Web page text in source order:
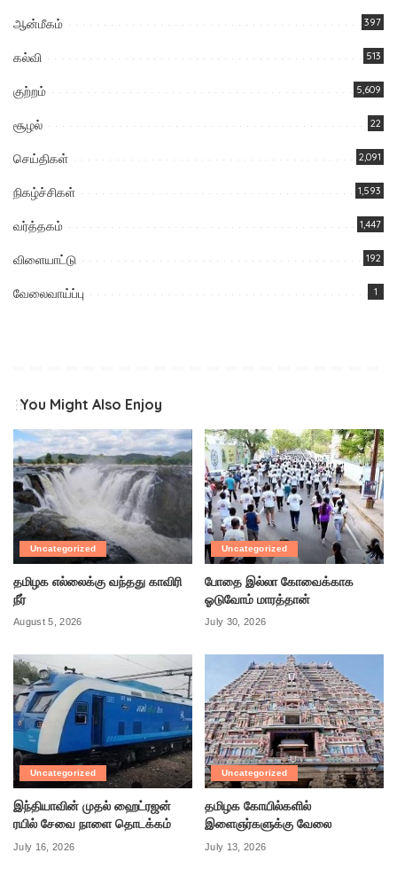
ஆன்மீகம் 397
கல்வி 513
குற்றம் 5,609
சூழல் 22
செய்திகள் 2,091
நிகழ்ச்சிகள் 1,593
வர்த்தகம் 1,447
விளையாட்டு 192
வேலைவாய்ப்பு 1
You Might Also Enjoy
Uncategorized
தமிழக எல்லைக்கு வந்தது காவிரி
நீர்
August 5, 2026
Uncategorized
போதை இல்லா கோவைக்காக
ஓடுவோம் மாரத்தான்
July 30, 2026
Uncategorized
இந்தியாவின் முதல் ஹைட்ரஜன்
ரயில் சேவை நாளை தொடக்கம்
July 16, 2026
Uncategorized
தமிழக கோயில்களில்
இளைஞர்களுக்கு வேலை
July 13, 2026